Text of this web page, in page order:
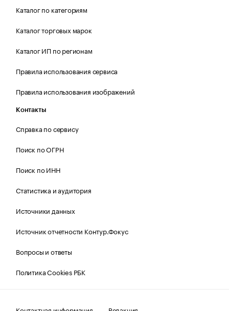
Каталог по категориям
Каталог торговых марок
Каталог ИП по регионам
Правила использования сервиса
Правила использования изображений
Контакты
Справка по сервису
Поиск по ОГРН
Поиск по ИНН
Статистика и аудитория
Источники данных
Источник отчетности Контур.Фокус
Вопросы и ответы
Политика Cookies РБК